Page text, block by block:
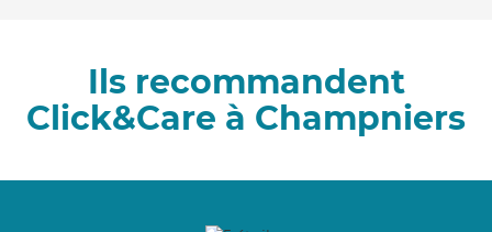
Ils recommandent
Click&Care à Champniers